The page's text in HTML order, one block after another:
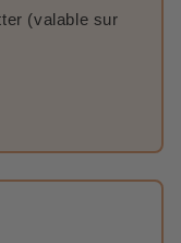
(valable sur